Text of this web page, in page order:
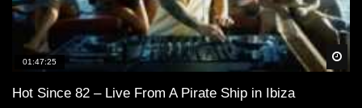
01:47:25
Hot Since 82 – Live From A Pirate Ship in Ibiza